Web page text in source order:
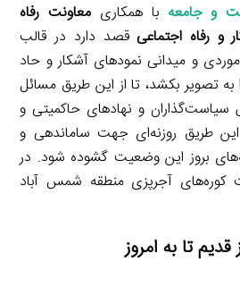
و جامعه با همکاری معاونت رفاه
و رفاه اجتماعیقصد دارد در قالب
و میدانی نمودهای آشکار و حاد
به تصویر بکشد، تا از این طریق مسائل
و نهادهای حاکمیتی و
طریق روزنه‌ای جهت ساماندهی و
بروز این وضعیت گشوده شود. در
کوره‌های آجرپزی منطقه شمس ­آباد
تا به امروز